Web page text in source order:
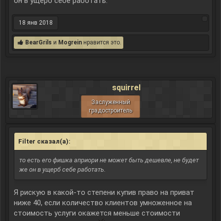
18 янв 2018
BearGrils и Mogrein нравится это.
squirrel
Заслуженный
градостроитель
Filter сказал(а):
то есть его фишка априори не может быть дешевле, не будет
же он в ущерб себе работать.
Я рискую в какой-то степени купив право на приват
ниже 40, если количество клиентов умноженное на
стоимость услуги окажется меньше стоимости